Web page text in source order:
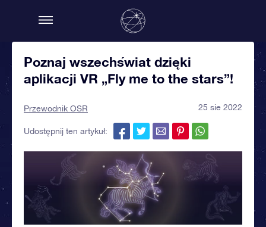
Poznaj wszechświat dzięki
aplikacji VR „Fly me to the stars”!
Przewodnik OSR 25 sie 2022
Udostępnij ten artykuł: